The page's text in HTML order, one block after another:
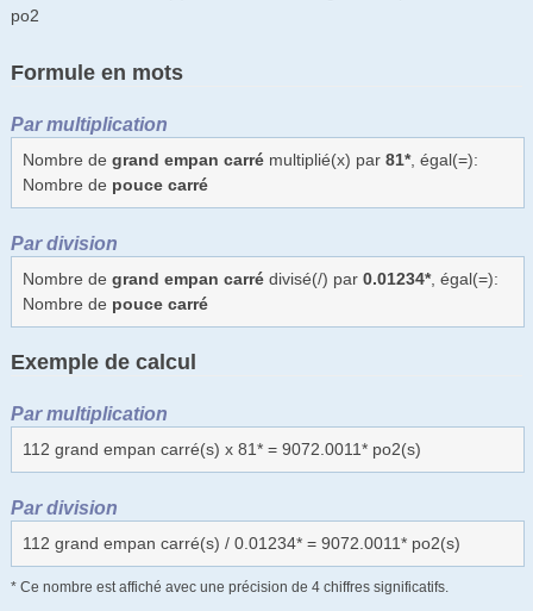
po2
Formule en mots
Par multiplication
Nombre de grand empan carrémultiplié(x) par 81*, égal(=):
Nombre de pouce carré
Par division
Nombre de grand empan carrédivisé(/) par 0.01234*, égal(=):
Nombre de pouce carré
Exemple de calcul
Par multiplication
112 grand empan carré(s) x 81* = 9072.0011* po2(s)
Par division
112 grand empan carré(s) / 0.01234* = 9072.0011* po2(s)
* Ce nombre est affiché avec une précision de 4 chiffres significatifs.